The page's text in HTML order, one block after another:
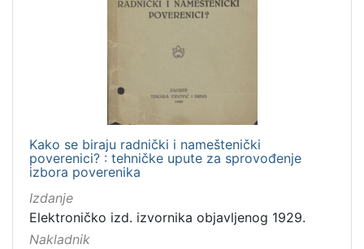
Kako se biraju radnički i nameštenički
poverenici? : tehničke upute za sprovođenje
izbora poverenika
Izdanje
Elektroničko izd. izvornika objavljenog 1929.
Nakladnik